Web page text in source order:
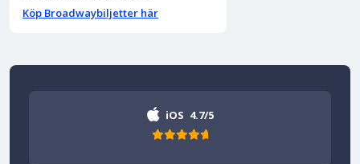
Köp Broadwaybiljetter här
iOS 4.7/5